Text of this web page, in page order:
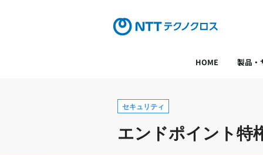
HOME 製品・
セキュリティ
エンドポイント